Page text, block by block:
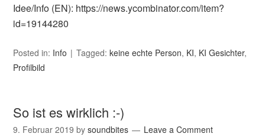
Idee/Info (EN): https://news.ycombinator.com/item?
id=19144280
Posted in: Info Tagged:keine echte Person, KI, KI Gesichter,
Profilbild
So ist es wirklich :-)
9. Februar 2019 bysoundbites Leave a Comment